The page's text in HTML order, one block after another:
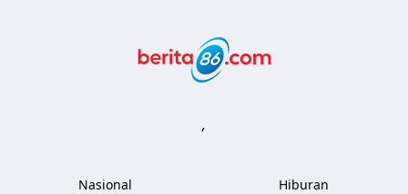
,
Nasional Hiburan